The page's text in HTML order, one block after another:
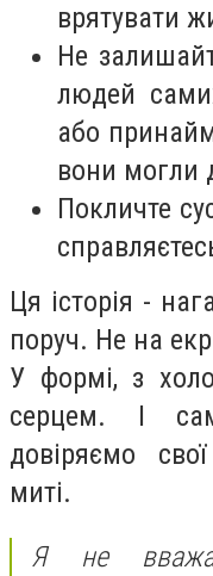
врятувати
Не
людей
або
вони могли
Покличте
Ця історія -
поруч. Не на
У формі, з
серцем. І
довіряємо
миті.
Я не